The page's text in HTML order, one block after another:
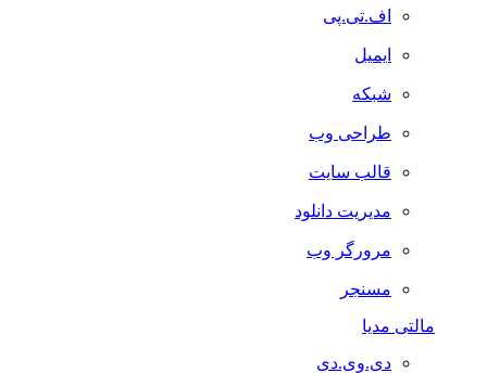
اف.تی.پی
ایمیل
شبکه
طراحی وب
قالب سایت
مدیریت دانلود
مرورگر وب
مسنجر
مالتی مدیا
دی.وی.دی